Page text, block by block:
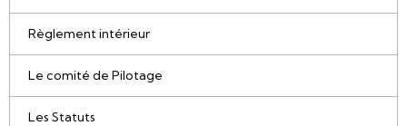
Règlement intérieur
Le comité de Pilotage
Les Statuts